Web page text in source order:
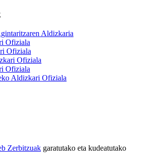
Aldizkaria
Ofiziala
Ofiziala
Ofiziala
Ofiziala
Aldizkari Ofiziala
Zerbitzuak garatutako eta kudeatutako